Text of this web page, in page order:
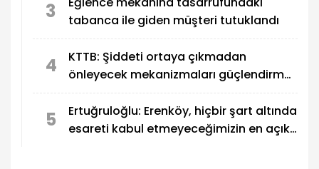
3
tabanca ile giden müşteri tutuklandı
4
KTTB: Şiddeti ortaya çıkmadan
önleyecek mekanizmaları güçlendirmek
5
Ertuğruloğlu: Erenköy, hiçbir şart altında
esareti kabul etmeyeceğimizin en açık